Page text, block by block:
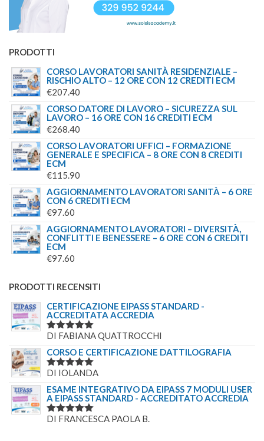
PRODOTTI
CORSO LAVORATORI SANITÀ RESIDENZIALE –
RISCHIO ALTO – 12 ORE CON 12 CREDITI ECM
€207.40
CORSO DATORE DI LAVORO – SICUREZZA SUL
LAVORO – 16 ORE CON 16 CREDITI ECM
€268.40
CORSO LAVORATORI UFFICI – FORMAZIONE
GENERALE E SPECIFICA – 8 ORE CON 8 CREDITI
ECM
€115.90
AGGIORNAMENTO LAVORATORI SANITÀ – 6 ORE
CON 6 CREDITI ECM
€97.60
AGGIORNAMENTO LAVORATORI – DIVERSITÀ,
CONFLITTI E BENESSERE – 6 ORE CON 6 CREDITI
ECM
€97.60
PRODOTTI RECENSITI
CERTIFICAZIONE EIPASS STANDARD -
ACCREDITATA ACCREDIA
VALUTATO
DI FABIANA QUATTROCCHI
CORSO E CERTIFICAZIONE DATTILOGRAFIA
VALUTATO
DI IOLANDA
ESAME INTEGRATIVO DA EIPASS 7 MODULI USER
A EIPASS STANDARD - ACCREDITATO ACCREDIA
VALUTATO
DI FRANCESCA PAOLA B.